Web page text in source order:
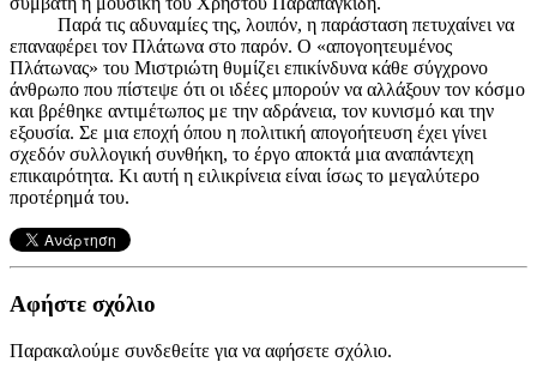
Παρά τις αδυναμίες της, λοιπόν, η παράσταση πετυχαίνει να
επαναφέρει τον Πλάτωνα στο παρόν. Ο «απογοητευμένος
Πλάτωνας» του Μιστριώτη θυμίζει επικίνδυνα κάθε σύγχρονο
άνθρωπο που πίστεψε ότι οι ιδέες μπορούν να αλλάξουν τον κόσμο
και βρέθηκε αντιμέτωπος με την αδράνεια, τον κυνισμό και την
εξουσία. Σε μια εποχή όπου η πολιτική απογοήτευση έχει γίνει
σχεδόν συλλογική συνθήκη, το έργο αποκτά μια αναπάντεχη
επικαιρότητα. Κι αυτή η ειλικρίνεια είναι ίσως το μεγαλύτερο
προτέρημά του.
Αφήστε σχόλιο
Παρακαλούμε συνδεθείτε για να αφήσετε σχόλιο.